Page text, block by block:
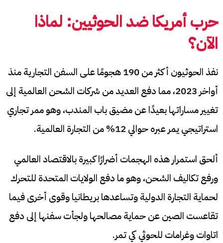
حرب أمريكا ضد الحوثيين: لماذا
الآن؟
نفذ الحوثيون أكثر من 190 هجومًا على السفن التجارية منذ
أواخر 2023، مما دفع العديد من شركات الشحن العالمية إلى
تغيير مساراتها بعيدًا عن مضيق باب المندب، وهو ممر تجاري
استراتيجي يمر عبره حوالي 12% من التجارة العالمية.
ألحق استمرار هذه الهجمات أضرارًا كبيرة بالاقتصاد العالمي
ورفع تكاليف الشحن، وهو ما دفع الولايات المتحدة للتحرك
لحماية التجارة الدولية وتساعدها بريطانيا وقوى أخرى فيما
تقاعست الصين عن حماية مصالحها ولجأت سفنها إلى دفع
اتاوات وغرامات للحوثي كي تمر.